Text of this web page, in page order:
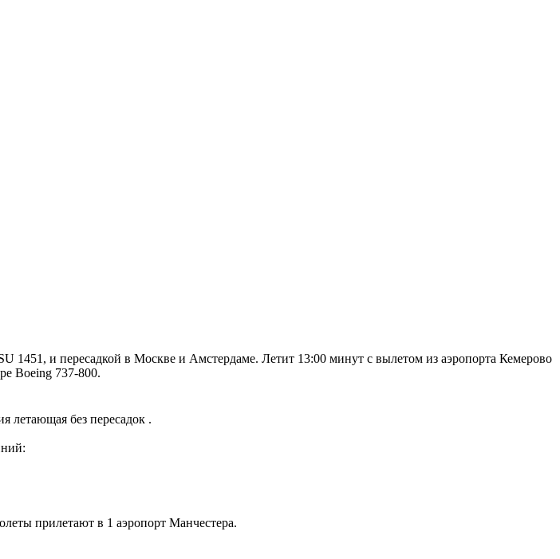
и пересадкой в Москве и Амстердаме. Летит 13:00 минут с вылетом из аэропорта Кемерово
Boeing 737-800.
летающая без пересадок .
прилетают в 1 аэропорт Манчестера.